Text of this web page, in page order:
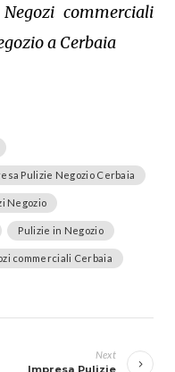
commerciali
a Cerbaia
Pulizie Negozio Cerbaia
Negozio
Pulizie in Negozio
commerciali Cerbaia
Next
Impresa Pulizie